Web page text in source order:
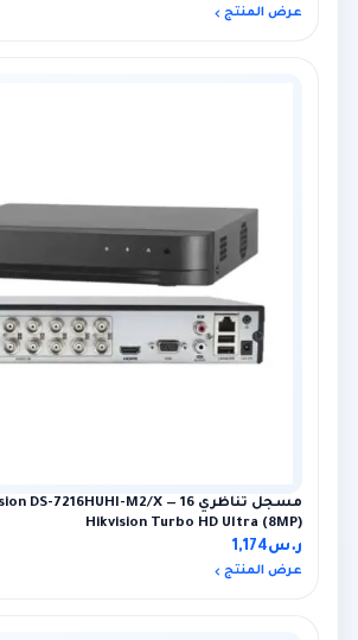
عرض المنتج
Hikvision Turbo HD Ultra (8MP)
ر.س1,174
عرض المنتج